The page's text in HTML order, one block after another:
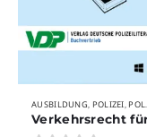
AUSBILDUNG, POLIZEI, POLIZEISTUDIUM